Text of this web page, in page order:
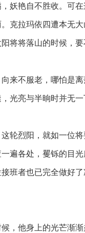
艳自不胜收。可在
克拉玛依四遭本无
将将落山的时候，
不服老，哪怕是离
光亮与半晌时并无一
烈阳，就如一位将
遍各处，矍铄的目
班者也已完全做好
他身上的光芒渐渐